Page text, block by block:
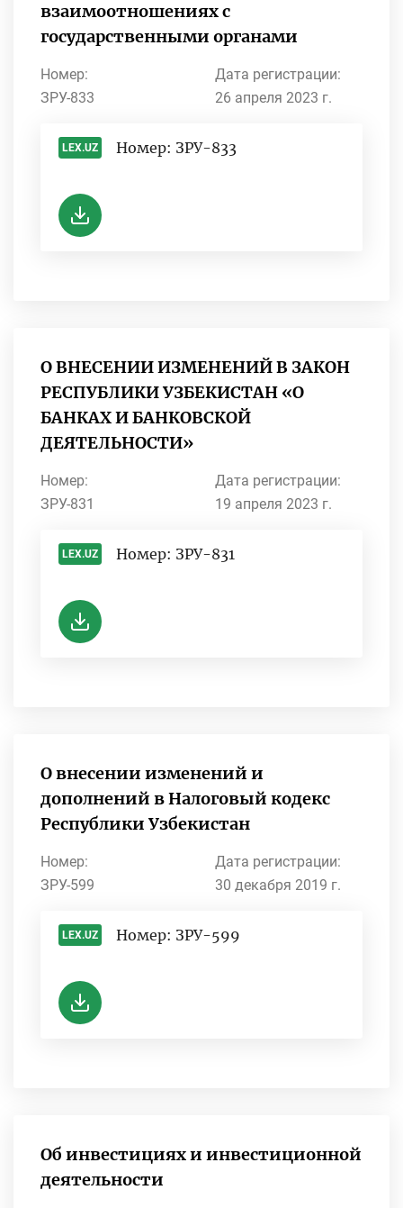
взаимоотношениях с
государственными органами
Номер:
ЗРУ-833
Дата регистрации:
26 апреля 2023 г.
LEX.UZ Номер: ЗРУ-833
О ВНЕСЕНИИ ИЗМЕНЕНИЙ В ЗАКОН
РЕСПУБЛИКИ УЗБЕКИСТАН «О
БАНКАХ И БАНКОВСКОЙ
ДЕЯТЕЛЬНОСТИ»
Номер:
ЗРУ-831
Дата регистрации:
19 апреля 2023 г.
LEX.UZ Номер: ЗРУ-831
О внесении изменений и
дополнений в Налоговый кодекс
Республики Узбекистан
Номер:
ЗРУ-599
Дата регистрации:
30 декабря 2019 г.
LEX.UZ Номер: ЗРУ-599
Об инвестициях и инвестиционной
деятельности